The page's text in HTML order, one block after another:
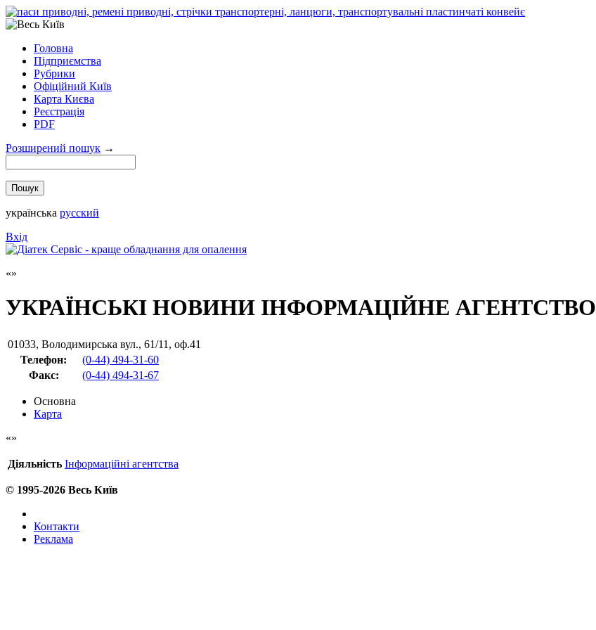
Головна
Підприємства
Рубрики
Офіційний Київ
Карта Києва
Реєстрація
PDF
Розширений пошук →
українська русский
Вхід
УКРАЇНСЬКІ НОВИНИ ІНФОРМАЦІЙНЕ АГЕНТСТВО
01033, Володимирська вул., 61/11, оф.41
Телефон:
(0-44) 494-31-60
Факс: (0-44) 494-31-67
Основна
Карта
Діяльність Інформаційні агентства
© 1995-2026 Весь Київ
Контакти
Реклама